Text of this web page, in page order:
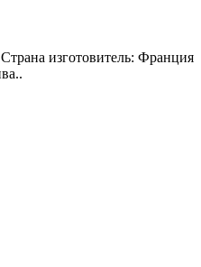
изготовитель: Франция